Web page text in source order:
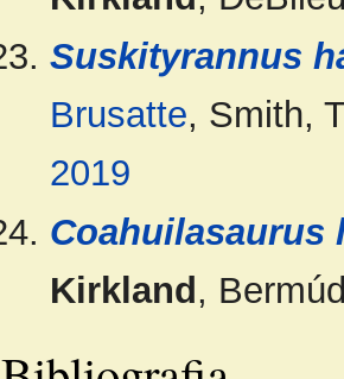
Suskityrannus
Brusatte, Smith,
2019
Coahuilasaurus
Kirkland ,